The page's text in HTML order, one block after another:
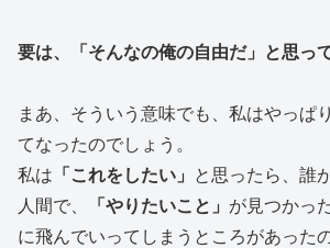
要は、「そんなの俺の自由だ」と思っ
まあ、そういう意味でも、私はやっぱ
てなったのでしょう。
私は 「これをしたい」
と思ったら、誰
人間で、
「やりたいこと」 が見つかっ
に飛んでいってしまうところがあった